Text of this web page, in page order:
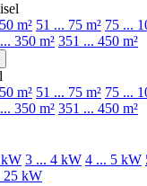
m² 51 ... 75 m² 75 ...
350 m² 351 ... 450 m²
m² 51 ... 75 m² 75 ...
350 m² 351 ... 450 m²
3 ... 4 kW 4 ... 5 kW
25 kW